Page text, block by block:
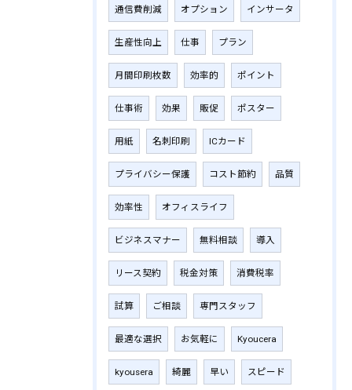
通信費削減 オプション インサータ
生産性向上 仕事 プラン
月間印刷枚数 効率的 ポイント
仕事術 効果 販促 ポスター
用紙 名刺印刷 ICカード
プライバシー保護 コスト節約 品質
効率性 オフィスライフ
ビジネスマナー 無料相談 導入
リース契約 税金対策 消費税率
試算 ご相談 専門スタッフ
最適な選択 お気軽に Kyoucera
kyousera 綺麗 早い スピード